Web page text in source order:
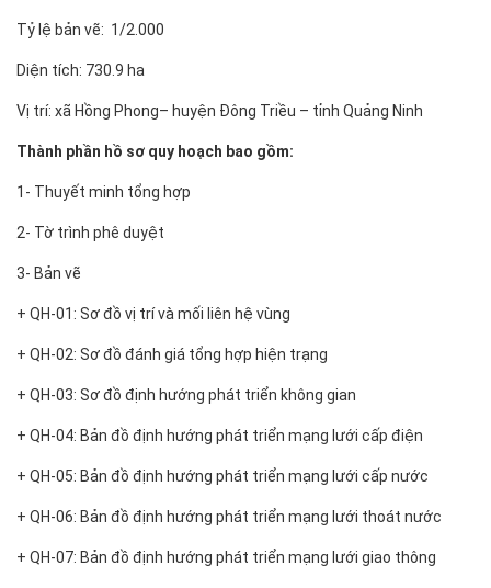
Tỷ lệ bản vẽ: 1/2.000
Diện tích: 730.9 ha
Vị trí: xã Hồng Phong– huyện Đông Triều – tỉnh Quảng Ninh
Thành phần hồ sơ quy hoạch bao gồm:
1- Thuyết minh tổng hợp
2- Tờ trình phê duyệt
3- Bản vẽ
+ QH-01: Sơ đồ vị trí và mối liên hệ vùng
+ QH-02: Sơ đồ đánh giá tổng hợp hiện trạng
+ QH-03: Sơ đồ định hướng phát triển không gian
+ QH-04: Bản đồ định hướng phát triển mạng lưới cấp điện
+ QH-05: Bản đồ định hướng phát triển mạng lưới cấp nước
+ QH-06: Bản đồ định hướng phát triển mạng lưới thoát nước
+ QH-07: Bản đồ định hướng phát triển mạng lưới giao thông